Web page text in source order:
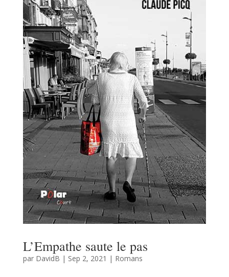
L’Empathe saute le pas
par DavidB | Sep 2, 2021 | Romans